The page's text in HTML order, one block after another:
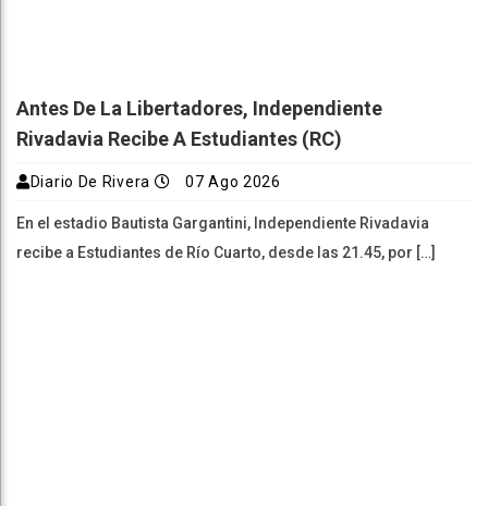
Antes De La Libertadores, Independiente
Rivadavia Recibe A Estudiantes (RC)
Diario De Rivera 07 Ago 2026
En el estadio Bautista Gargantini, Independiente Rivadavia
recibe a Estudiantes de Río Cuarto, desde las 21.45, por […]